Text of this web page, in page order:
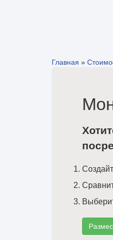
Главная »